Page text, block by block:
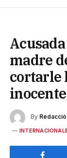
madre
cortarle
inocente
By